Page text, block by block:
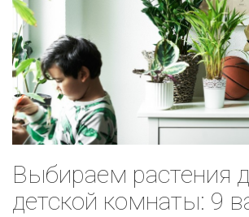
Выбираем растения
детской комнаты: 9